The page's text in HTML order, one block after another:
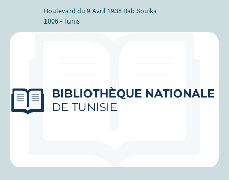
Boulevard du 9 Avril 1938 Bab Souika
1006 - Tunis